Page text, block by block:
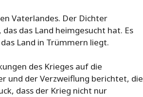
Vaterlandes. Der Dichter
das Land heimgesucht hat. Es
Land in Trümmern liegt.
des Krieges auf die
und der Verzweiflung berichtet, die
dass der Krieg nicht nur